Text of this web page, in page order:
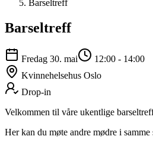
Barseltreff
Barseltreff
Fredag 30. mai 12:00 - 14:00
Kvinnehelsehus Oslo
Drop-in
Velkommen til våre ukentlige
Her kan du møte andre mødre i